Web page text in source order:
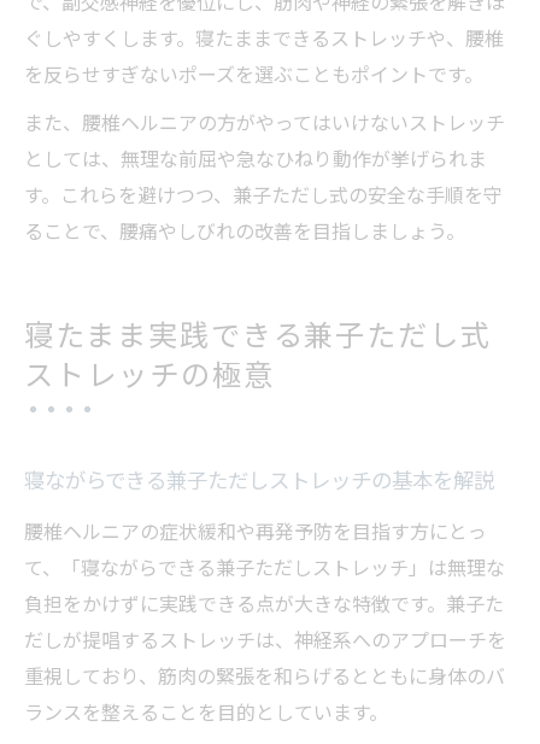
ぐしやすくします。寝たままできるストレッチや、腰椎
を反らせすぎないポーズを選ぶこともポイントです。
また、腰椎ヘルニアの方がやってはいけないストレッチ
としては、無理な前屈や急なひねり動作が挙げられま
す。これらを避けつつ、兼子ただし式の安全な手順を守
ることで、腰痛やしびれの改善を目指しましょう。
寝たまま実践できる兼子ただし式
ストレッチの極意
寝ながらできる兼子ただしストレッチの基本を解説
腰椎ヘルニアの症状緩和や再発予防を目指す方にとっ
て、「寝ながらできる兼子ただしストレッチ」は無理な
負担をかけずに実践できる点が大きな特徴です。兼子た
だしが提唱するストレッチは、神経系へのアプローチを
重視しており、筋肉の緊張を和らげるとともに身体のバ
ランスを整えることを目的としています。